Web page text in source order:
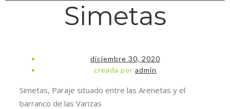
Simetas
diciembre 30, 2020
creada por admin
Simetas, Paraje situado entre las Arenetas y el
barranco de las Varizas